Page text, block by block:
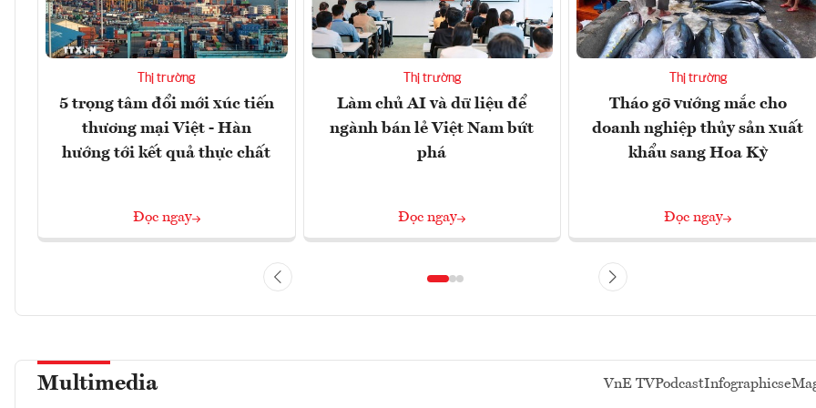
Thị trường
5 trọng tâm đổi mới xúc tiến
thương mại Việt - Hàn
hướng tới kết quả thực chất
Đọc ngay
Thị trường
Làm chủ AI và dữ liệu để
ngành bán lẻ Việt Nam bứt
phá
Đọc ngay
Thị trường
Tháo gỡ vướng mắc cho
doanh nghiệp thủy sản xuất
khẩu sang Hoa Kỳ
Đọc ngay
Multimedia VnE TVPodcastInfographics